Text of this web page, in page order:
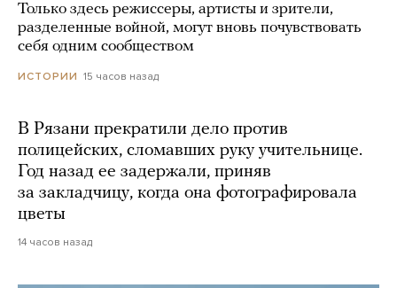
Только здесь режиссеры, артисты и зрители,
разделенные войной, могут вновь почувствовать
себя одним сообществом
ИСТОРИИ 15 часов назад
В Рязани прекратили дело против
полицейских, сломавших руку учительнице.
Год назад ее задержали, приняв
за закладчицу, когда она фотографировала
цветы
14 часов назад